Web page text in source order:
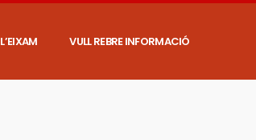
L’EIXAM VULL REBRE INFORMACIÓ